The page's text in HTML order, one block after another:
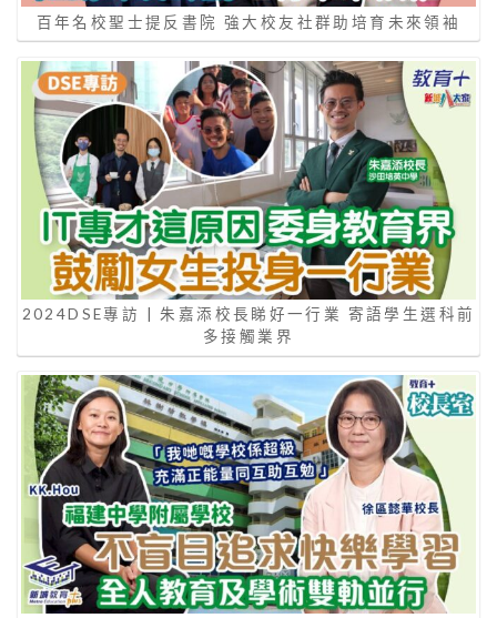
百年名校聖士提反書院 強大校友社群助培育未來領袖
2024DSE專訪 | 朱嘉添校長睇好一行業 寄語學生選科前
多接觸業界